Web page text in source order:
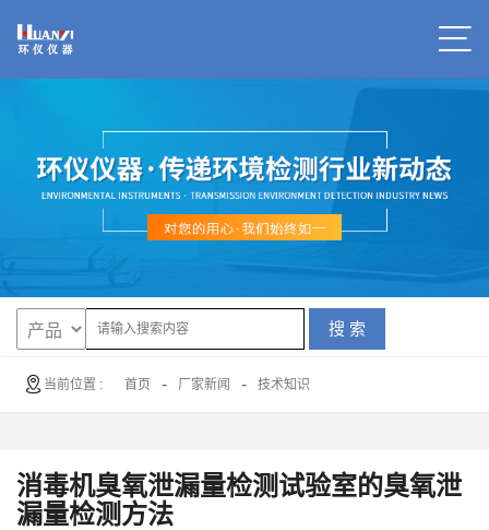
搜 索
当前位置 : 首页 - 厂家新闻 - 技术知识
消毒机臭氧泄漏量检测试验室的臭氧泄
漏量检测方法